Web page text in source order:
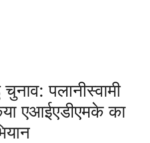
पलानीस्वामी
एआईएडीएमके का